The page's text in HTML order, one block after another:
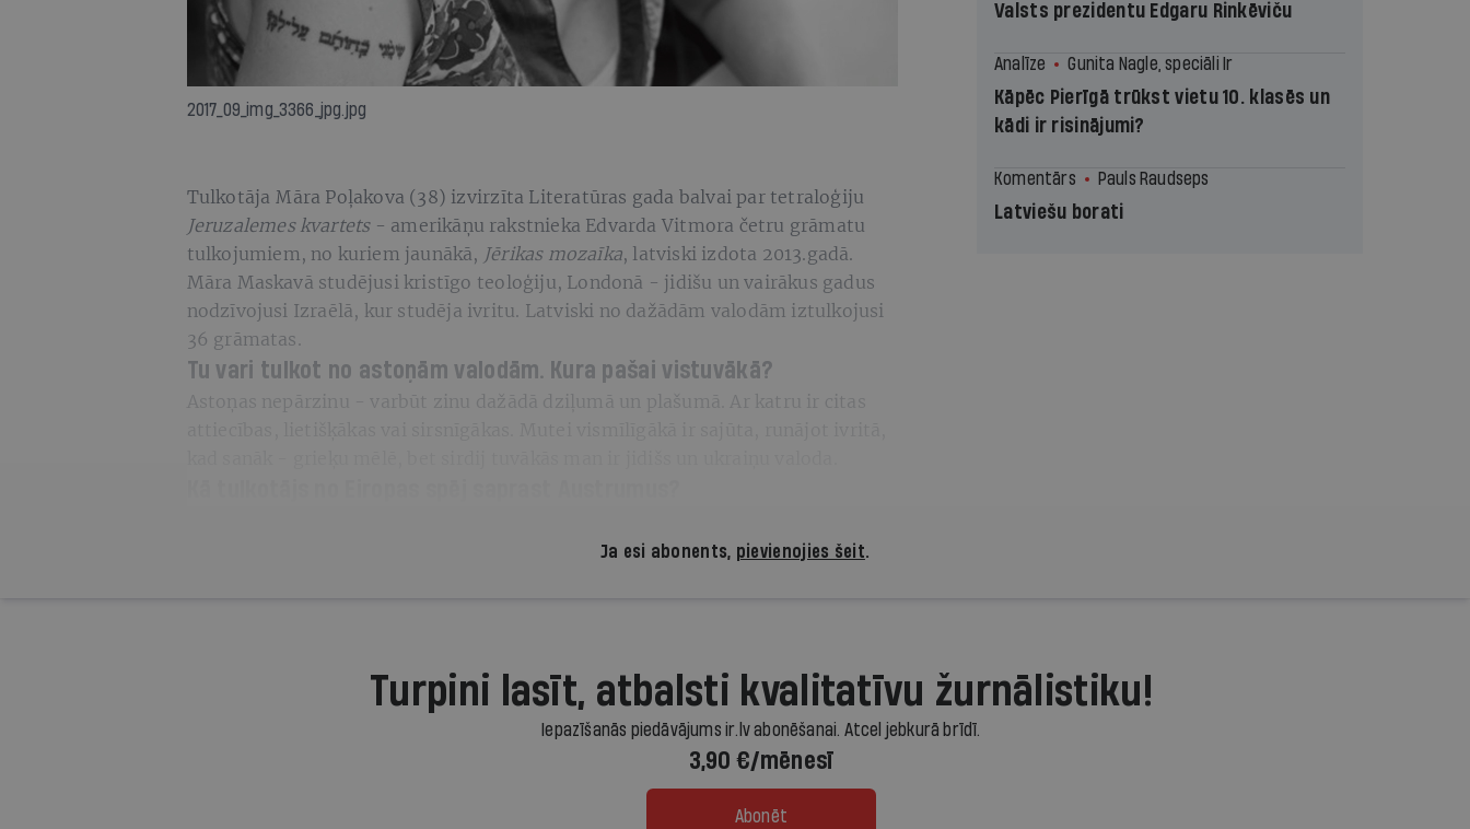
2017_09_img_3366_jpg.jpg
Tulkotāja Māra Poļakova (38) izvirzīta Literatūras gada balvai par tetraloģiju
Jeruzalemes kvartets- amerikāņu rakstnieka Edvarda Vitmora četru grāmatu
tulkojumiem, no kuriem jaunākā, Jērikas mozaīka, latviski izdota 2013.gadā.
Māra Maskavā studējusi kristīgo teoloģiju, Londonā - jidišu un vairākus gadus
nodzīvojusi Izraēlā, kur studēja ivritu. Latviski no dažādām valodām iztulkojusi
36 grāmatas.
Tu vari tulkot no astoņām valodām. Kura pašai vistuvākā?
Astoņas nepārzinu - varbūt zinu dažādā dziļumā un plašumā. Ar katru ir citas
Valsts prezidentu Edgaru Rinkēviču
Analīze Gunita Nagle, speciāli Ir
Kāpēc Pierīgā trūkst vietu 10. klasēs un
kādi ir risinājumi?
Komentārs Pauls Raudseps
Latviešu borati
Ja esi abonents, pievienojies šeit.
Turpini lasīt, atbalsti kvalitatīvu žurnālistiku!
Iepazīšanās piedāvājums ir.lv abonēšanai. Atcel jebkurā brīdī.
3,90 €/mēnesī
Abonēt